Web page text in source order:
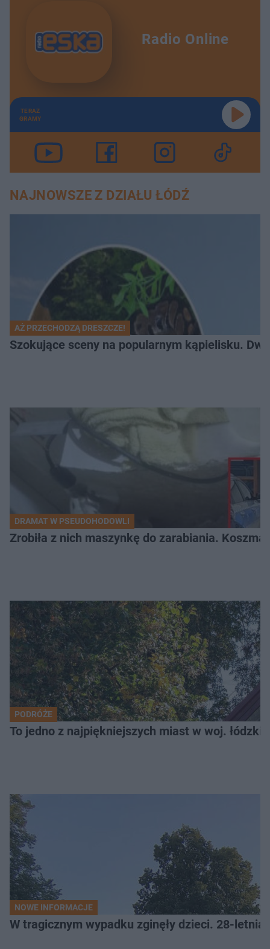
Radio Online
TERAZ
GRAMY
NAJNOWSZE Z DZIAŁU ŁÓDŹ
AŻ PRZECHODZĄ DRESZCZE!
Szokujące sceny na popularnym kąpielisku.
DRAMAT W PSEUDOHODOWLI
Zrobiła z nich maszynkę do zarabiania.
PODRÓŻE
To jedno z najpiękniejszych miast w woj.
NOWE INFORMACJE
W tragicznym wypadku zginęły dzieci. 28-